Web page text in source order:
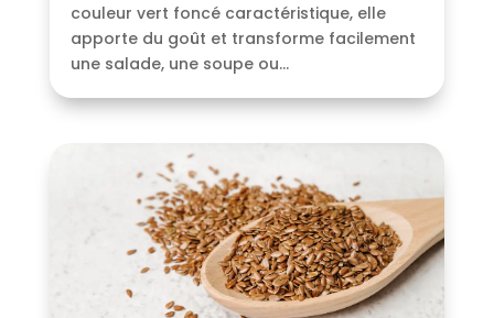
couleur vert foncé caractéristique, elle
apporte du goût et transforme facilement
une salade, une soupe ou...